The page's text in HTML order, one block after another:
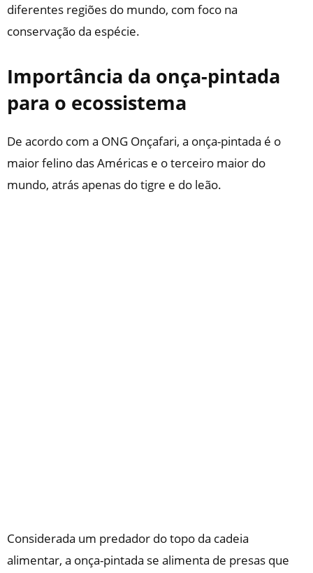
diferentes regiões do mundo, com foco na
conservação da espécie.
Importância da onça-pintada
para o ecossistema
De acordo com a ONG Onçafari, a onça-pintada é o
maior felino das Américas e o terceiro maior do
mundo, atrás apenas do tigre e do leão.
Considerada um predador do topo da cadeia
alimentar, a onça-pintada se alimenta de presas que